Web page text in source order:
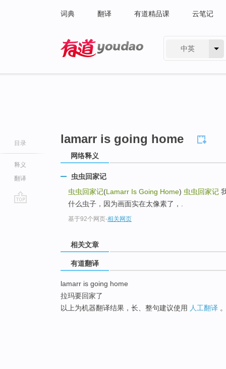
词典 翻译 有道精品课 云笔记
中英
目录
释义
翻译
lamarr is going home
网络释义
虫虫回家记
虫虫回家记(Lamarr Is Going Home) 虫虫回家记
什么虫子，因为画面实在太像素了，.
基于92个网页-相关网页
相关文章
有道翻译
lamarr is going home
拉玛要回家了
以上为机器翻译结果，长、整句建议使用 人工翻译